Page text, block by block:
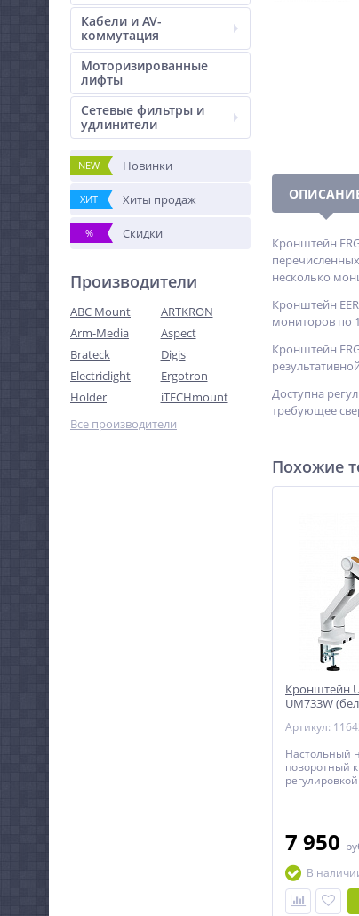
Кабели и AV-
коммутация
Моторизированные
лифты
Сетевые фильтры и
удлинители
NEW Новинки
ХИТ Хиты продаж
% Скидки
Производители
ABC Mount
ARTKRON
Arm-Media
Aspect
Brateck
Digis
Electriclight
Ergotron
Holder
iTECHmount
Все производители
Кронштейн
несколько
Кронштейн
мониторов по
Кронштейн
Доступна
требующее
Похожие
Кронштейн
UM733W
Артикул:
Настольный
поворотный
7 950
В